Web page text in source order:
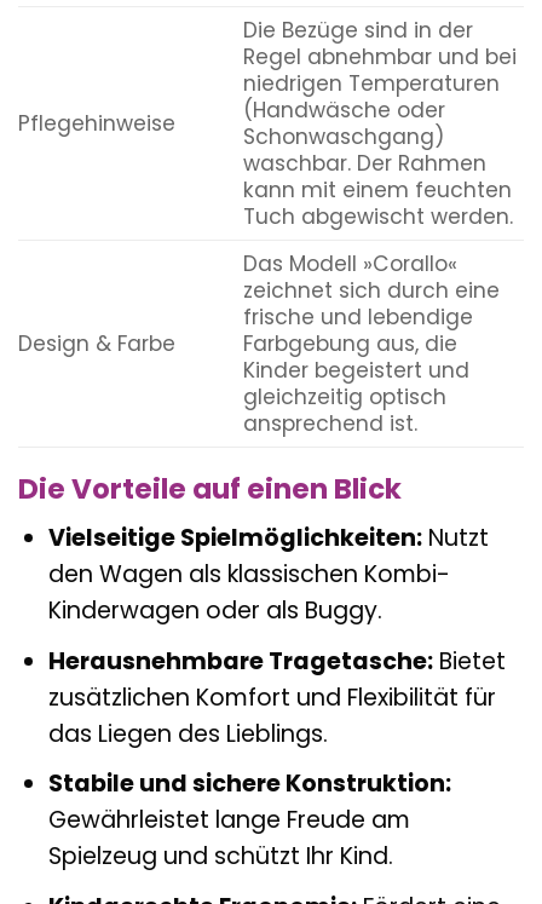
Pflegehinweise
Die Bezüge sind in der
Regel abnehmbar und bei
niedrigen Temperaturen
(Handwäsche oder
Schonwaschgang)
waschbar. Der Rahmen
kann mit einem feuchten
Tuch abgewischt werden.
Design & Farbe
Das Modell »Corallo«
zeichnet sich durch eine
frische und lebendige
Farbgebung aus, die
Kinder begeistert und
gleichzeitig optisch
ansprechend ist.
Die Vorteile auf einen Blick
Vielseitige Spielmöglichkeiten:Nutzt
den Wagen als klassischen Kombi-
Kinderwagen oder als Buggy.
Herausnehmbare Tragetasche:Bietet
zusätzlichen Komfort und Flexibilität für
das Liegen des Lieblings.
Stabile und sichere Konstruktion:
Gewährleistet lange Freude am
Spielzeug und schützt Ihr Kind.